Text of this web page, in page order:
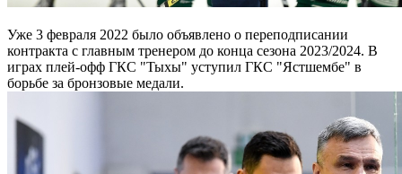
Уже 3 февраля 2022 было объявлено о переподписании
контракта с главным тренером до конца сезона 2023/2024. В
играх плей-офф ГКС "Тыхы" уступил ГКС "Ястшембе" в
борьбе за бронзовые медали.